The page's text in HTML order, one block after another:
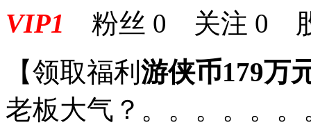
VIP1 粉丝 0 关注 0
【领取福利 游侠币179万
老板大气？。。。。。